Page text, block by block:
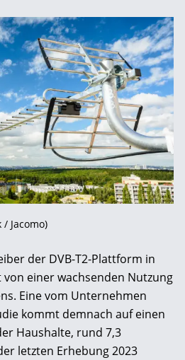
Jacomo)
der DVB-T2-Plattform in
einer wachsenden Nutzung
Eine vom Unternehmen
kommt demnach auf einen
Haushalte, rund 7,3
letzten Erhebung 2023